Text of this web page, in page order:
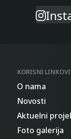
KORISNI LINKOVI
O nama
Novosti
Aktuelni
Foto galerija